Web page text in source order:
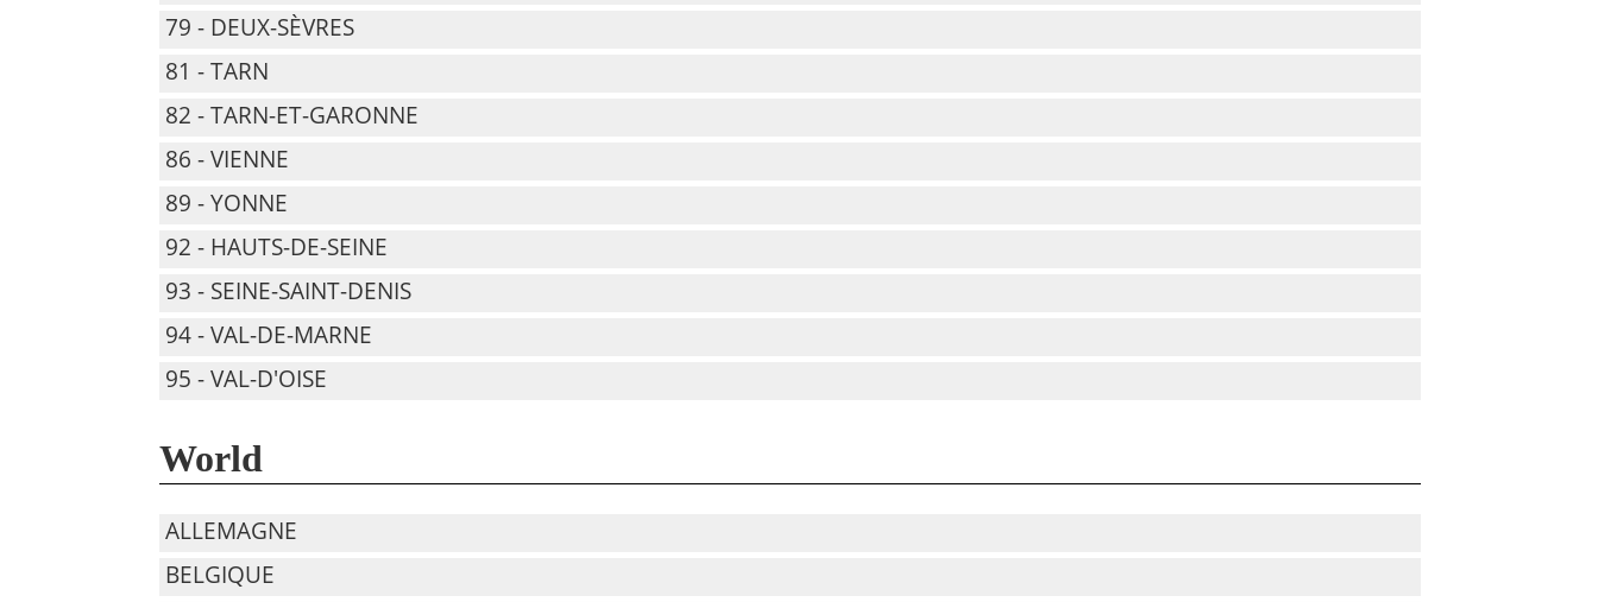
79 - DEUX-SÈVRES
81 - TARN
82 - TARN-ET-GARONNE
86 - VIENNE
89 - YONNE
92 - HAUTS-DE-SEINE
93 - SEINE-SAINT-DENIS
94 - VAL-DE-MARNE
95 - VAL-D'OISE
World
ALLEMAGNE
BELGIQUE